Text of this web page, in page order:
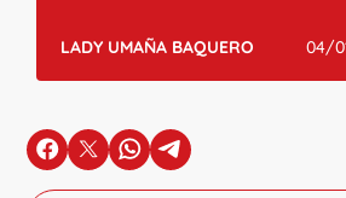
LADY UMAÑA BAQUERO 04/
en Facebook
en Xen Whatsapp
en Telegram